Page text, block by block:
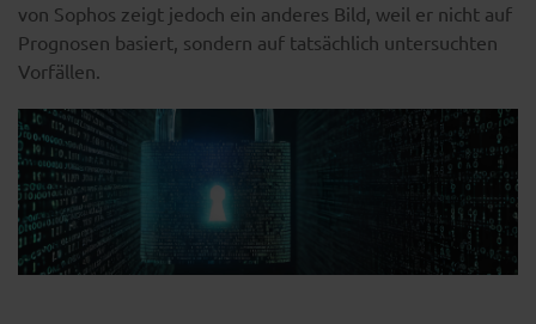
von Sophos zeigt jedoch ein anderes Bild, weil er nicht auf
Prognosen basiert, sondern auf tatsächlich untersuchten
Vorfällen.